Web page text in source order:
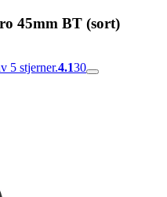
45mm BT (sort)
5 stjerner.4.130